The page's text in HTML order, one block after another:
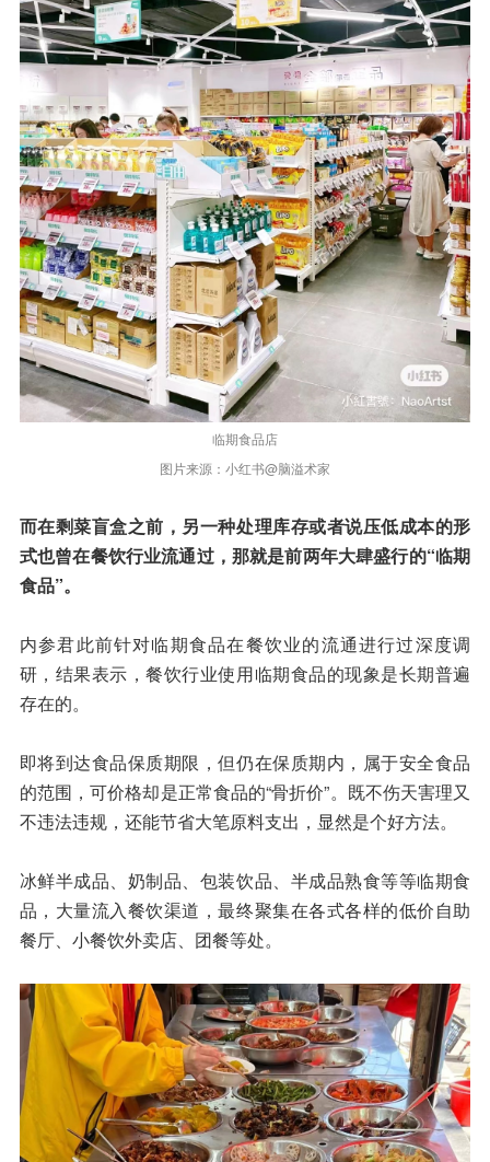
临期食品店
图片来源：小红书@脑溢术家
而在剩菜盲盒之前，另一种处理库存或者说压低成本的形
式也曾在餐饮行业流通过，那就是前两年大肆盛行的“临期
食品”。
内参君此前针对临期食品在餐饮业的流通进行过深度调
研，结果表示，餐饮行业使用临期食品的现象是长期普遍
存在的。
即将到达食品保质期限，但仍在保质期内，属于安全食品
的范围，可价格却是正常食品的“骨折价”。既不伤天害理又
不违法违规，还能节省大笔原料支出，显然是个好方法。
冰鲜半成品、奶制品、包装饮品、半成品熟食等等临期食
品，大量流入餐饮渠道，最终聚集在各式各样的低价自助
餐厅、小餐饮外卖店、团餐等处。